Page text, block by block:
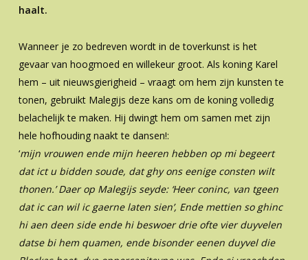
haalt.
Wanneer je zo bedreven wordt in de toverkunst is het
gevaar van hoogmoed en willekeur groot. Als koning Karel
hem – uit nieuwsgierigheid – vraagt om hem zijn kunsten te
tonen, gebruikt Malegijs deze kans om de koning volledig
belachelijk te maken. Hij dwingt hem om samen met zijn
hele hofhouding naakt te dansen!:
‘mijn vrouwen ende mijn heeren hebben op mi begeert
dat ict u bidden soude, dat ghy ons eenige consten wilt
thonen.’ Daer op Malegijs seyde: ‘Heer coninc, van tgeen
dat ic can wil ic gaerne laten sien’, Ende mettien so ghinc
hi aen deen side ende hi beswoer drie ofte vier duyvelen
datse bi hem quamen, ende bisonder eenen duyvel die